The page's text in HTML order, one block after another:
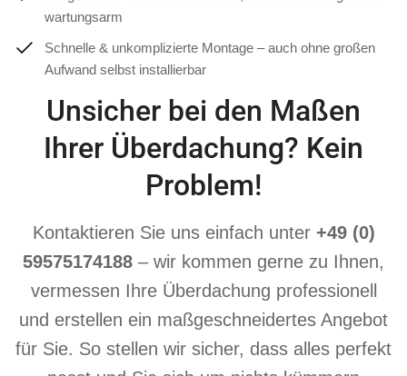
wartungsarm
Schnelle & unkomplizierte Montage – auch ohne großen
Aufwand selbst installierbar
Unsicher bei den Maßen
Ihrer Überdachung? Kein
Problem!
Kontaktieren Sie uns einfach unter +49 (0)
59575174188 – wir kommen gerne zu Ihnen,
vermessen Ihre Überdachung professionell
und erstellen ein maßgeschneidertes Angebot
für Sie. So stellen wir sicher, dass alles perfekt